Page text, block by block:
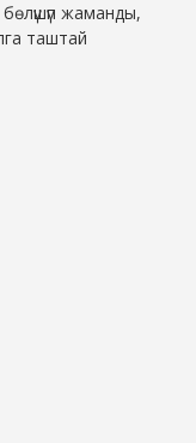
жаманды,
таштай